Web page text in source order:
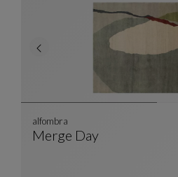
Merge Day
alfombra